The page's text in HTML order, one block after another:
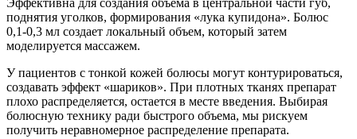
поднятия уголков, формирования «лука купидона». Болюс
0,1-0,3 мл создает локальный объем, который затем
моделируется массажем.
У пациентов с тонкой кожей болюсы могут контурироваться,
создавать эффект «шариков». При плотных тканях препарат
плохо распределяется, остается в месте введения. Выбирая
болюсную технику ради быстрого объема, мы рискуем
получить неравномерное распределение препарата.